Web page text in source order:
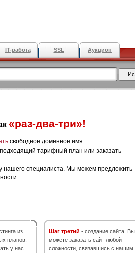
IT-работа SSL Аукцион
«раз-два-три»!
свободное доменное имя.
подходящий тарифный план или заказать
нашего специалиста. Мы можем предложить
из
планов.
у нас
Шаг третий - создание сайта. Вы
можете заказать сайт любой
сложности, связавшись с нашим